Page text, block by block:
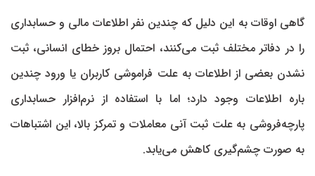
گاهی اوقات به این دلیل که چندین نفر اطلاعات مالی و حسابداری
را در دفاتر مختلف ثبت می‌کنند، احتمال بروز خطای انسانی، ثبت
نشدن بعضی از اطلاعات به علت فراموشی کاربران یا ورود چندین
باره اطلاعات وجود دارد؛ اما با استفاده از نرم‌افزار حسابداری
پارچه‌فروشی به علت ثبت آنی معاملات و تمرکز بالا، این اشتباهات
به صورت چشم‌گیری کاهش می‌یابد.